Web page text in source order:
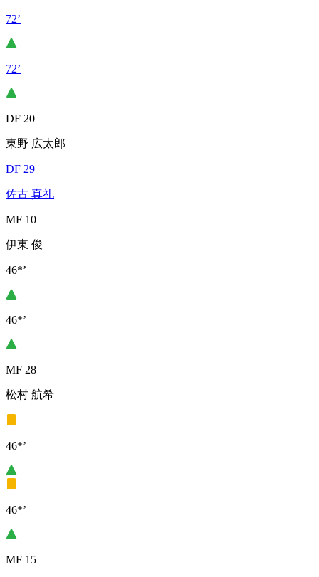
72’
72’
DF 20
東野 広太郎
DF 29
佐古 真礼
MF 10
伊東 俊
46*’
46*’
MF 28
松村 航希
46*’
46*’
MF 15